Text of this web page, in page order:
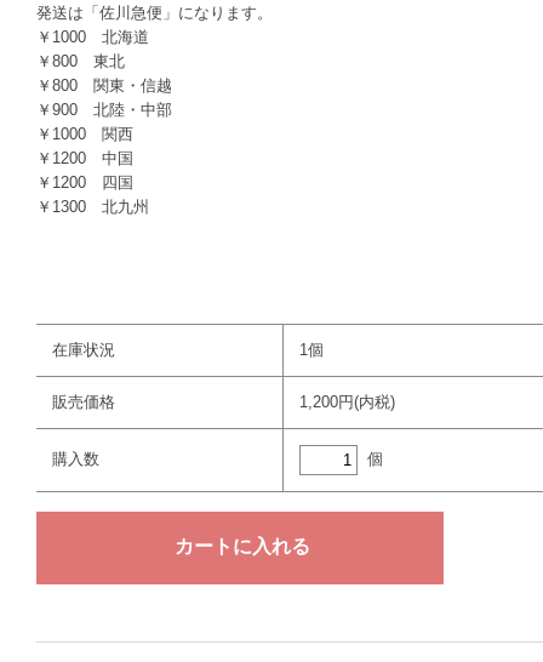
発送は「佐川急便」になります。
￥1000 北海道
￥800 東北
￥800 関東・信越
￥900 北陸・中部
￥1000 関西
￥1200 中国
￥1200 四国
￥1300 北九州
在庫状況 1個
販売価格 1,200円(内税)
購入数 個